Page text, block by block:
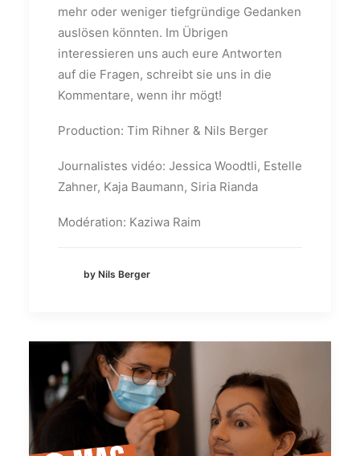
mehr oder weniger tiefgründige Gedanken
auslösen könnten. Im Übrigen
interessieren uns auch eure Antworten
auf die Fragen, schreibt sie uns in die
Kommentare, wenn ihr mögt!
Production: Tim Rihner & Nils Berger
Journalistes vidéo: Jessica Woodtli, Estelle
Zahner, Kaja Baumann, Siria Rianda
Modération: Kaziwa Raim
by Nils Berger